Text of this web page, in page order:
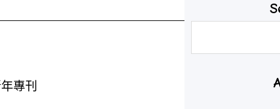
專刊
尋